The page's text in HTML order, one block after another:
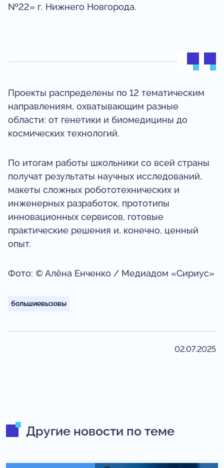
№22» г. Нижнего Новгорода.
Проекты распределены по 12 тематическим
направлениям, охватывающим разные
области: от генетики и биомедицины до
космических технологий.
По итогам работы школьники со всей страны
получат результаты научных исследований,
макеты сложных робототехнических и
инженерных разработок, прототипы
инновационных сервисов, готовые
практические решения и, конечно, ценный
опыт.
Фото: © Алёна Енченко / Медиадом «Сириус»
большиевызовы
02.07.2025
Другие новости по теме